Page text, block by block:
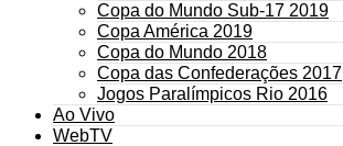
Copa do Mundo Sub-17 2019
Copa América 2019
Copa do Mundo 2018
Copa das Confederações 2017
Jogos Paralímpicos Rio 2016
Ao Vivo
WebTV